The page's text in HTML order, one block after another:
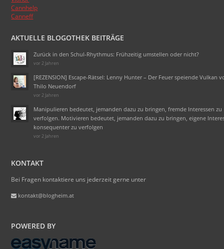
Cannhelp
Canneff
AKTUELLE BLOGOTHEK BEITRÄGE
Zurück in den Schul-Rhythmus: Frühzeitig umstellen oder nicht?
vor 2 Jahren
[REZENSION] Escape-Rätsel: Lenny Hunter – Der Feuer speiende Vulkan
Thilo Neuendorf
vor 2 Jahren
Manipulieren bedeutet, jemanden dazu zu bringen, fremde Interessen zu
verfolgen. Motivieren bedeutet, jemanden dazu zu bringen, eigene
konsequenter zu verfolgen
vor 2 Jahren
KONTAKT
Bei Fragen kontaktiere uns jederzeit gerne unter
kontakt@blogheim.at
POWERED BY